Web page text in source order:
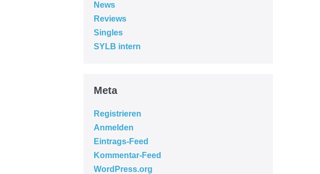
News
Reviews
Singles
SYLB intern
Meta
Registrieren
Anmelden
Eintrags-Feed
Kommentar-Feed
WordPress.org